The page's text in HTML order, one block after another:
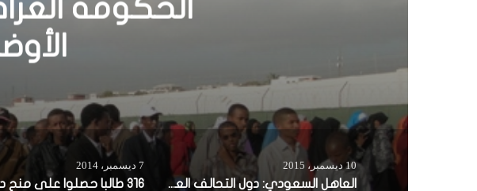
حريصة على
10 ديسمبر، 2015
العاهل السعودي: دول التحالف العربي حريصة على تحقيق الأمن والاستقرار في اليمن
7 ديسمبر، 2014